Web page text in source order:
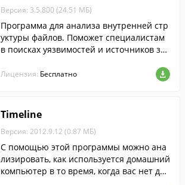
Версия: 3.5.800 (24.51 МБ)
Программа для анализа внутренней стр
уктуры файлов. Поможет специалистам
в поисках уязвимостей и источников за
Лицензия: Бесплатно
Timeline
Версия: 2012.9.12 (0.87 МБ)
С помощью этой программы можно ана
лизировать, как используется домашний
компьютер в то время, когда вас нет до